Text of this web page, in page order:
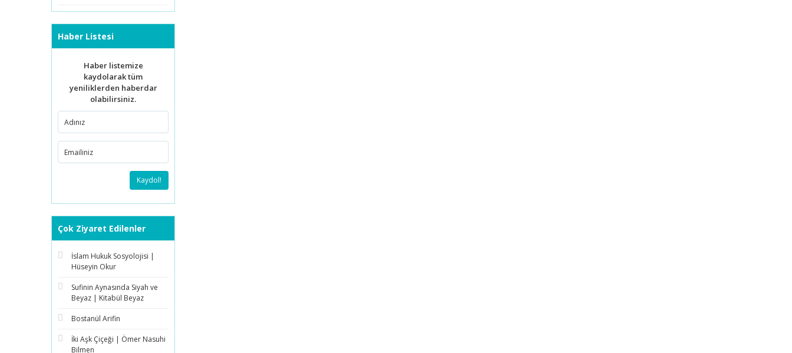
Haber Listesi
Haber listemize
kaydolarak tüm
yeniliklerden haberdar
olabilirsiniz.
Kaydol!
Çok Ziyaret Edilenler
İslam Hukuk Sosyolojisi |
Hüseyin Okur
Sufinin Aynasında Siyah ve
Beyaz | Kitabül Beyaz
Bostanül Arifin
İki Aşk Çiçeği | Ömer Nasuhi
Bilmen